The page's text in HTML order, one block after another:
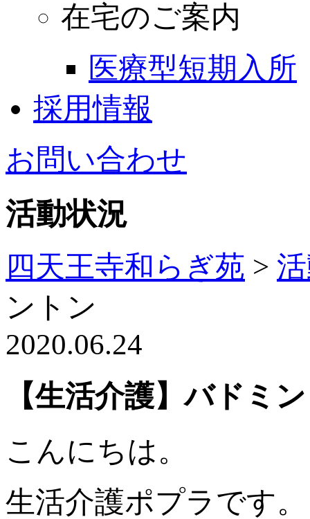
在宅のご案内
医療型短期入所
採用情報
お問い合わせ
活動状況
四天王寺和らぎ苑 >
ントン
2020.06.24
【生活介護】バドミ
こんにちは。
生活介護ポプラです。